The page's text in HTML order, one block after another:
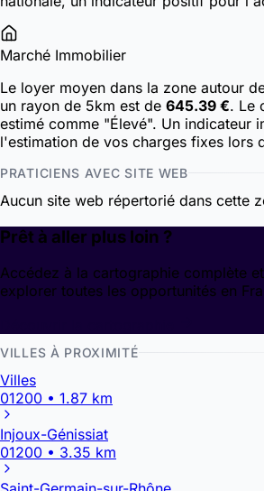
Marché Immobilier
Le loyer moyen dans la zone autour
un rayon de 5km est de 645.39 €. Le
estimé comme "Élevé". Un indicateur
l'estimation de vos charges fixes lors
PRATICIENS AVEC SITE WEB
Aucun site web répertorié dans cette
Prêt à aller plus loin ?
Accédez à la cartographie complète
explorer toutes les opportunités en
VILLES À PROXIMITÉ
Villes
01200 • 1.87 km
Injoux-Génissiat
01200 • 3.35 km